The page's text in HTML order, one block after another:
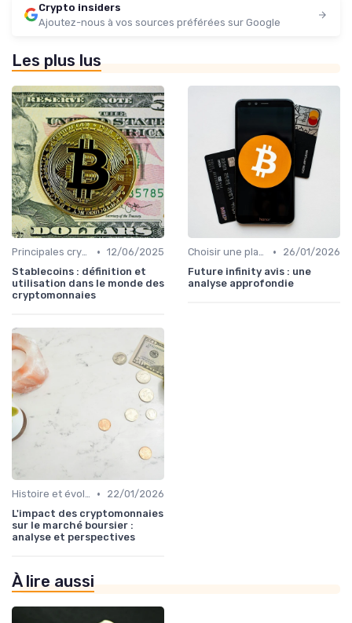
Crypto insiders
Ajoutez-nous à vos sources préférées sur Google
Les plus lus
Principales cryptomonnaies pour l'investissement • 12/06/2025
Stablecoins : définition et
utilisation dans le monde des
cryptomonnaies
Choisir une plateforme d'échange •
26/01/2026
Future infinity avis : une
analyse approfondie
Histoire et évolution du marché des cryptos •
22/01/2026
L'impact des cryptomonnaies
sur le marché boursier :
analyse et perspectives
À lire aussi